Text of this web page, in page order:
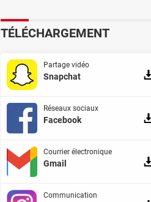
TÉLÉCHARGEMENT
Partage vidéo
Snapchat
Réseaux sociaux
Facebook
Courrier électronique
Gmail
Communication